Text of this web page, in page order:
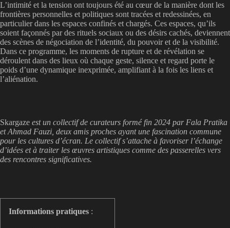
L’intimité et la tension ont toujours été au cœur de la manière dont les
frontières personnelles et politiques sont tracées et redessinées, en
particulier dans les espaces confinés et chargés. Ces espaces, qu’ils
soient façonnés par des rituels sociaux ou des désirs cachés, deviennent
des scènes de négociation de l’identité, du pouvoir et de la visibilité.
Dans ce programme, les moments de rupture et de révélation se
déroulent dans des lieux où chaque geste, silence et regard porte le
poids d’une dynamique inexprimée, amplifiant à la fois les liens et
l’aliénation.
Skargaze est un collectif de curateurs formé fin 2024 par Fala Pratika
et Ahmad Fauzi, deux amis proches ayant une fascination commune
pour les cultures d’écran. Le collectif s’attache à favoriser l’échange
d’idées et à traiter les œuvres artistiques comme des passerelles vers
des rencontres significatives.
Informations pratiques :